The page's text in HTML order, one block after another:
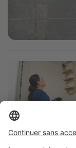
Image
Image